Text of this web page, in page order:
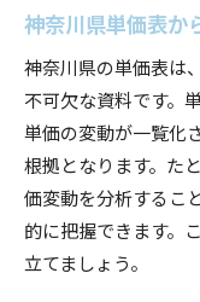
設備工事
神奈川県
ト
職人単価
公共工事
令和6年度
響
神奈川県単価表か
神奈川県の単価表は
不可欠な資料です。
単価の変動が一覧化
根拠となります。た
価変動を分析するこ
的に把握できます。
立てましょう。